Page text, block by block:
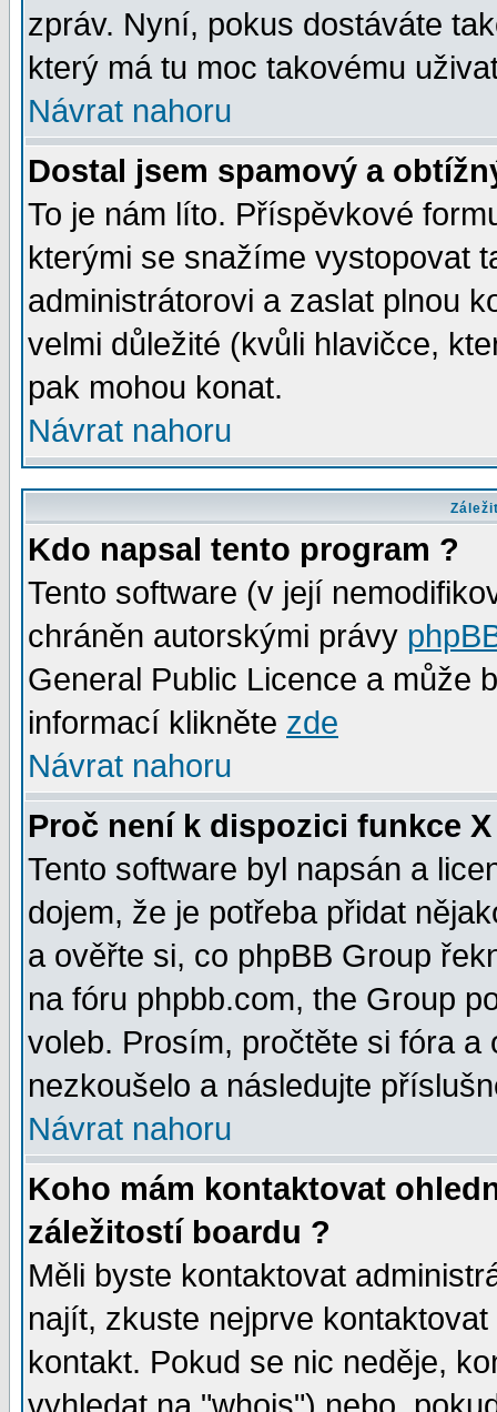
zpráv. Nyní, pokus dostáváte
který má tu moc takovému
Návrat nahoru
Dostal jsem spamový a
To je nám líto. Příspěvkové
kterými se snažíme vystopovat
administrátorovi a zaslat plnou
velmi důležité (kvůli hlavičce,
pak mohou konat.
Návrat nahoru
Kdo napsal tento program ?
Tento software (v její
chráněn autorskými právy
General Public Licence a může
informací klikněte zde
Návrat nahoru
Proč není k dispozici funkce
Tento software byl napsán a
dojem, že je potřeba přidat
a ověřte si, co phpBB Group
na fóru phpbb.com, the Group
voleb. Prosím, pročtěte si fóra
nezkoušelo a následujte
Návrat nahoru
Koho mám kontaktovat
záležitostí boardu ?
Měli byste kontaktovat
najít, zkuste nejprve
kontakt. Pokud se nic neděje,